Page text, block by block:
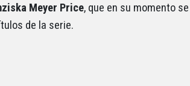
Meyer Price, que en su momento se
de la serie.